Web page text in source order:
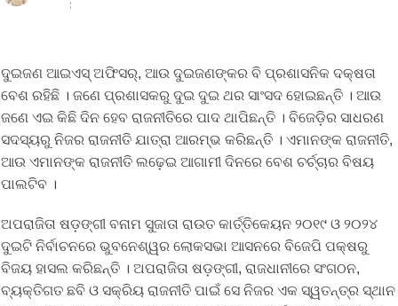
ଦୁଇଜଣ ଆଇଏସ୍ ଅଫିସର୍, ଆଉ ଦୁଇଜଣଙ୍କର ବି ପ୍ରଶାସନିକ ଦକ୍ଷତା
ବେଶ ରହିଛି । ଜଣେ ପ୍ରଶାସକରୁ ଦୁଇ ଦୁଇ ଥର ସାଂସଦ ହୋଇଛନ୍ତି । ଆଉ
ଜଣେ ଏଇ କିଛି ଦିନ ହେବ ରାଜନୀତିରେ ପାଦ ଥାପିଛନ୍ତି । ବିଜେଡ଼ିର ସାଧରଣ
ସଦସ୍ୟରୁ ନିଜର ରାଜନୀତି ଯାତ୍ରା ଆରମ୍ଭ କରିଛନ୍ତି । ଏମାନଙ୍କ ରାଜନୀତି,
ଆଉ ଏମାନଙ୍କ ରାଜନୀତି ଲଢ଼େଇ ଆଗାମୀ ଦିନରେ ବେଶ ଚର୍ଚ୍ଚାର ବିଷୟ
ପାଲଟିବ ।
ଅପରାଜିତା ଷଡ଼ଙ୍ଗୀ ବନାମ ସୁଜାତା ରାଉତ କାର୍ତ୍ତିକେୟନ ୨୦୧୯ ଓ ୨୦୨୪
ଦୁଇଟି ନିର୍ବାଚନରେ ଭୁବନେଶ୍ୱର ଲୋକସଭା ଆସନରେ ବିଜେପି ପକ୍ଷରୁ
ବିଜୟ ହାସଲ କରିଛନ୍ତି । ଅପରାଜିତା ଷଡ଼ଙ୍ଗୀ, ରାଜଧାନୀରେ ସଂଗଠନ,
ବ୍ୟକ୍ତିଗତ ଛବି ଓ ସକ୍ରିୟ ରାଜନୀତି ପାଇଁ ସେ ନିଜର ଏକ ସ୍ୱତନ୍ତ୍ର ସ୍ଥାନ